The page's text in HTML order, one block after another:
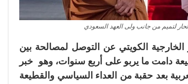
لتميم من جانب ولى العهد السعودي
الكويتي عن التوصل لمصالحة بين
دامت ما يربو على أربع سنوات، وهو خبر
بعد حقبة من العداء السياسي والقطيعة